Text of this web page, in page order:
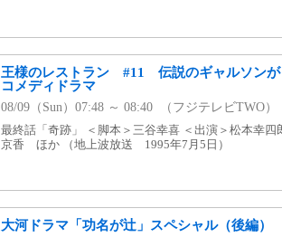
王様のレストラン #11 伝説のギャルソンが
コメディドラマ
08/09（Sun）07:48 ～ 08:40 （フジテレビTWO）
最終話「奇跡」 ＜脚本＞三谷幸喜 ＜出演＞松本
京香 ほか （地上波放送 1995年7月5日）
大河ドラマ「功名が辻」スペシャル（後編）